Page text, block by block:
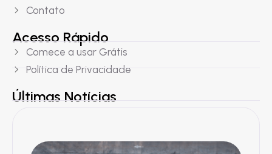
Contato
Acesso Rápido
Comece a usar Grátis
Política de Privacidade
Últimas Notícias